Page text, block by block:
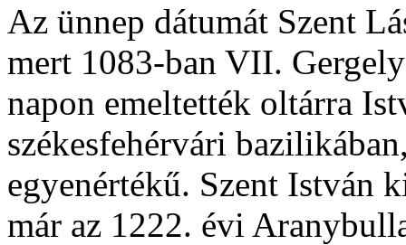
Az ünnep dátumát Szent
mert 1083-ban VII.
napon emeltették oltárra
székesfehérvári
egyenértékű. Szent István
már az 1222. évi